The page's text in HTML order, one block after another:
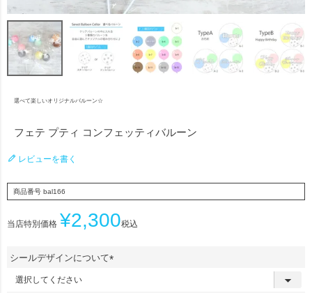
選べて楽しいオリジナルバルーン☆
フェテ プティ コンフェッティバルーン
レビューを書く
商品番号 bal166
当店特別価格 ¥2,300税込
シールデザインについて